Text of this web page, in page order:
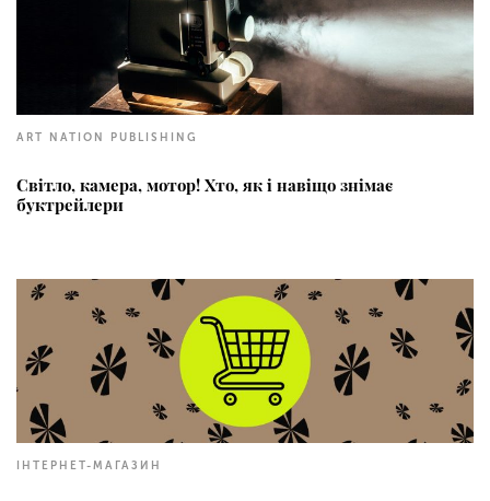
ART NATION PUBLISHING
Світло, камера, мотор! Хто, як і навіщо знімає
буктрейлери
ІНТЕРНЕТ-МАГАЗИН